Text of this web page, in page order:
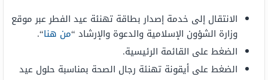
الانتقال إلى خدمة إصدار بطاقة تهنئة عيد الفطر عبر موقع
وزارة الشؤون الإسلامية والدعوة والإرشاد “من هنا“.
الضغط على القائمة الرئيسية.
الضغط على أيقونة تهنئة رجال الصحة بمناسبة حلول عيد